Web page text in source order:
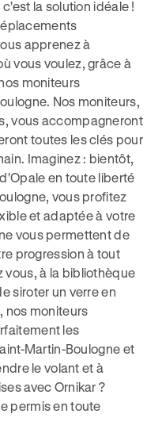
la solution idéale !
apprenez à
vous voulez, grâce à
moniteurs
Nos moniteurs,
vous accompagneront
toutes les clés pour
Imaginez : bientôt,
en toute liberté
vous profitez
et adaptée à votre
vous permettent de
progression à tout
vous, à la bibliothèque
siroter un verre en
nos moniteurs
les
Martin-Boulogne et
le volant et à
avec Ornikar ?
permis en toute